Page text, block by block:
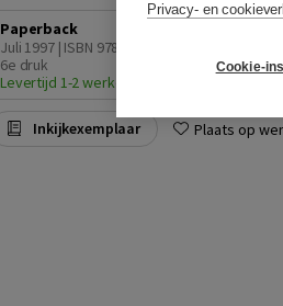
Paperback
Juli 1997 | ISBN 9789024413973 |
6e druk
Levertijd 1-2 werkdagen
Inkijkexemplaar Plaats op
Privacy- en
Cookie-